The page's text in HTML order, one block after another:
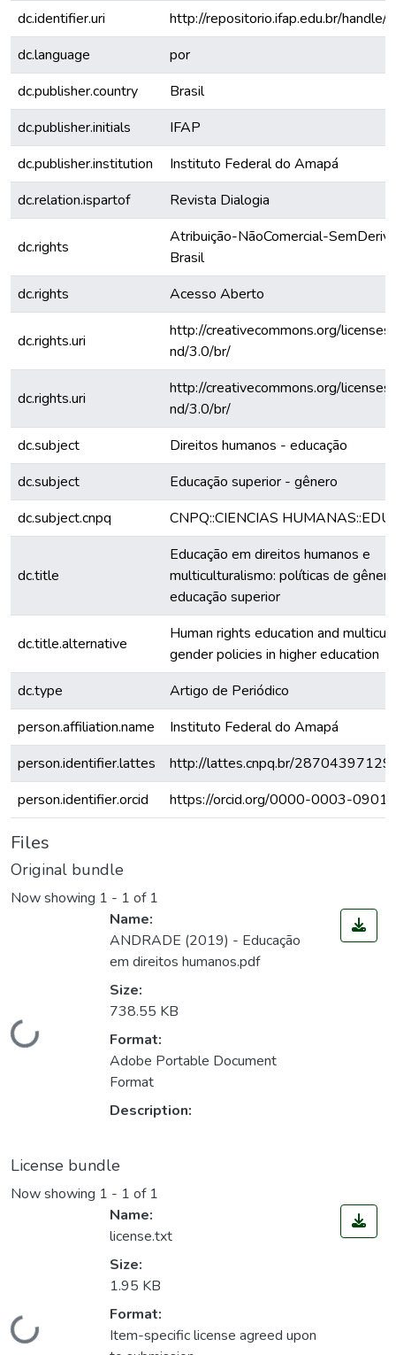
dc.identifier.uri
http://repositorio.ifap.edu.br/handle/
dc.language
por
dc.publisher.country
Brasil
dc.publisher.initials
IFAP
dc.publisher.institution
Instituto Federal do Amapá
dc.relation.ispartof
Revista Dialogia
dc.rights
Atribuição-NãoComercial-
Brasil
dc.rights
Acesso Aberto
dc.rights.uri
http://creativecommons.org/
nd/3.0/br/
dc.rights.uri
http://creativecommons.org/
nd/3.0/br/
dc.subject
Direitos humanos - educação
dc.subject
Educação superior - gênero
dc.subject.cnpq
CNPQ::CIENCIAS
dc.title
Educação em direitos humanos e
multiculturalismo: políticas de
educação superior
dc.title.alternative
Human rights education and
gender policies in higher education
dc.type
Artigo de Periódico
person.affiliation.name
Instituto Federal do Amapá
person.identifier.lattes
http://lattes.cnpq.br/
person.identifier.orcid
https://orcid.org/0000-0003-
Files
Original bundle
Now showing 1 - 1 of 1
Loading...
Name:
ANDRADE (2019) - Educação
em direitos humanos.pdf
Size:
738.55 KB
Format:
Adobe Portable Document
Format
Description:
License bundle
Now showing 1 - 1 of 1
Name:
license.txt
Size:
1.95 KB
Format:
Item-specific license agreed upon